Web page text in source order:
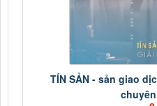
TÍN SẢN - sản giao